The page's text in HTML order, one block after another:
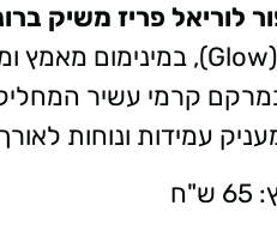
לוריאל פריז משיק
קרמי עשיר
עמידות ונוחות